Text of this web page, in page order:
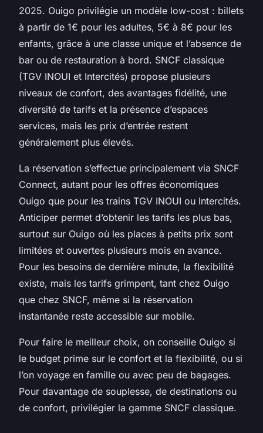
2025. Ouigo privilégie un modèle low-cost : billets
à partir de 1€ pour les adultes, 5€ à 8€ pour les
enfants, grâce à une classe unique et l’absence de
bar ou de restauration à bord. SNCF classique
(TGV INOUI et Intercités) propose plusieurs
niveaux de confort, des avantages fidélité, une
diversité de tarifs et la présence d’espaces
services, mais les prix d’entrée restent
généralement plus élevés.
La réservation s’effectue principalement via SNCF
Connect, autant pour les offres économiques
Ouigo que pour les trains TGV INOUI ou Intercités.
Anticiper permet d’obtenir les tarifs les plus bas,
surtout sur Ouigo où les places à petits prix sont
limitées et ouvertes plusieurs mois en avance.
Pour les besoins de dernière minute, la flexibilité
existe, mais les tarifs grimpent, tant chez Ouigo
que chez SNCF, même si la réservation
instantanée reste accessible sur mobile.
Pour faire le meilleur choix, on conseille Ouigo si
le budget prime sur le confort et la flexibilité, ou si
l’on voyage en famille ou avec peu de bagages.
Pour davantage de souplesse, de destinations ou
de confort, privilégier la gamme SNCF classique.